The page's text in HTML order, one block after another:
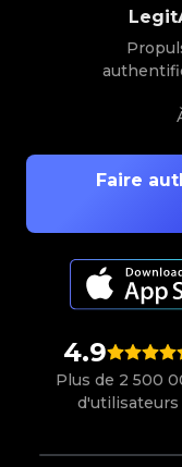
4.9
Plus de 2 500
d'utilisateurs
Faire